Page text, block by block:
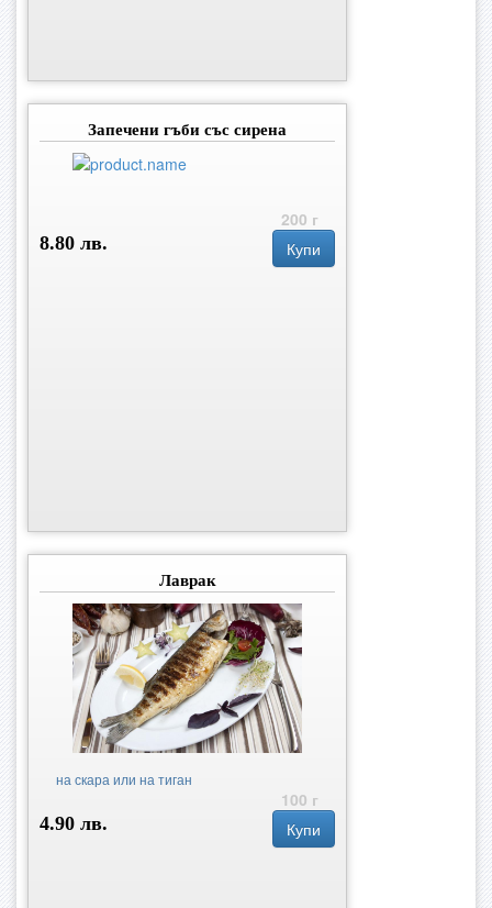
Запечени гъби със сирена
200 г
8.80 лв.
Купи
Лаврак
на скара или на тиган
100 г
4.90 лв.
Купи